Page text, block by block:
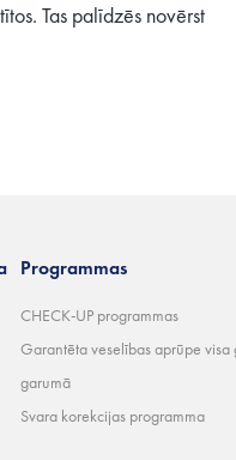
Tas palīdzēs novērst
Programmas
CHECK-UP programmas
Garantēta veselības aprūpe visa
garumā
Svara korekcijas programma